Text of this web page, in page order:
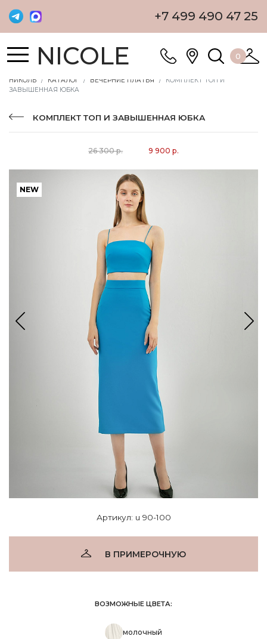
+7 499 490 47 25
NICOLE 0
НИКОЛЬ КАТАЛОГ ВЕЧЕРНИЕ ПЛАТЬЯ
КОМПЛЕКТ ТОП И
ЗАВЫШЕННАЯ ЮБКА
КОМПЛЕКТ ТОП И ЗАВЫШЕННАЯ ЮБКА
26 300 р. 9 900 р.
NEW
Артикул: u 90-100
В ПРИМЕРОЧНУЮ
ВОЗМОЖНЫЕ ЦВЕТА:
молочный